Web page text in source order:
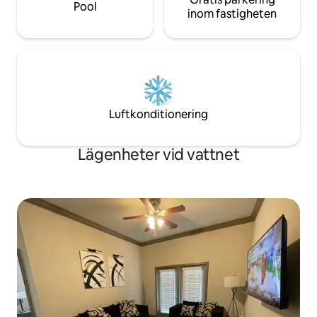
Pool
inom fastigheten
Luftkonditionering
Lägenheter vid vattnet